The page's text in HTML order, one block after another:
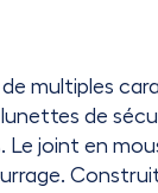
multiples
de
joint en